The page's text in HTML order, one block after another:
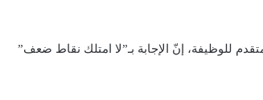
للوظيفة، إنّ الإجابة بـ”لا امتلك نقاط ضعف”